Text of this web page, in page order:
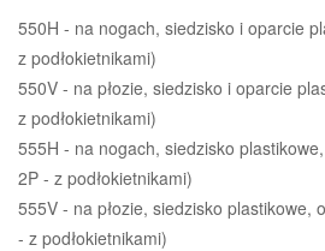
550H - na nogach, siedzisko i oparcie
z podłokietnikami)
550V - na płozie, siedzisko i oparcie
z podłokietnikami)
555H - na nogach, siedzisko
2P - z podłokietnikami)
555V - na płozie, siedzisko plastikowe,
- z podłokietnikami)